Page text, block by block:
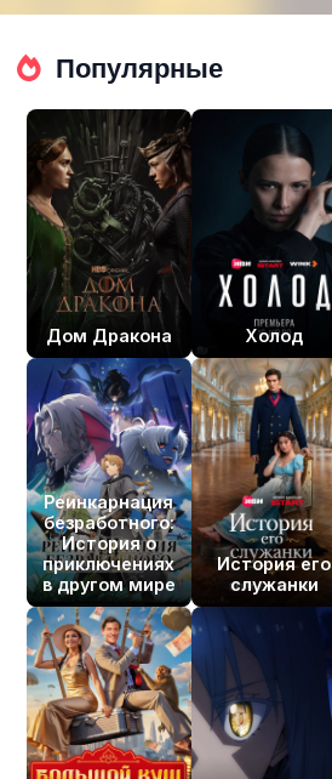
Популярные
Дом Дракона Холод
Реинкарнация
безработного:
История о
приключениях
в другом мире
История его
служанки